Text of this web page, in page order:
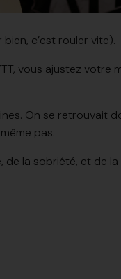
c’est rouler vite).
, vous ajustez votre
On se
pas.
de la sobriété, et de